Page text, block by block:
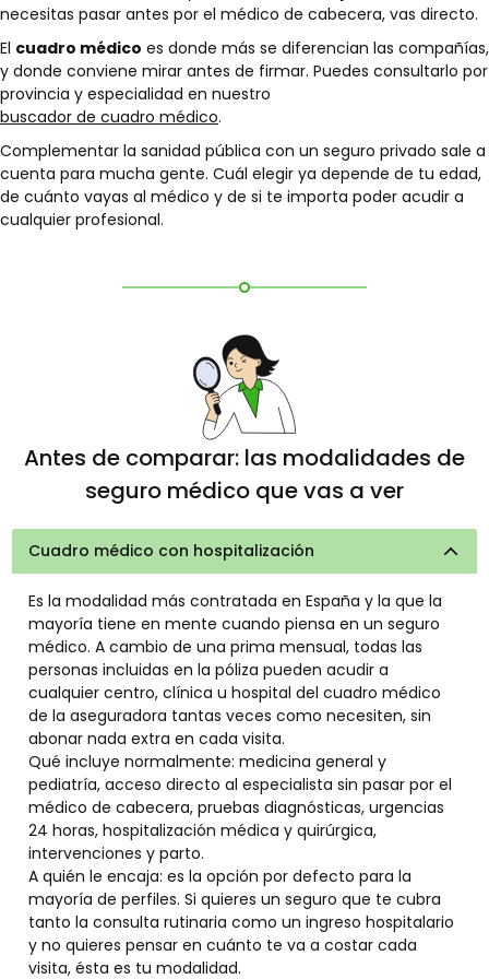
necesitas pasar antes por el médico de cabecera, vas directo.
El cuadro médico es donde más se diferencian las compañías,
y donde conviene mirar antes de firmar. Puedes consultarlo por
provincia y especialidad en nuestro
buscador de cuadro médico.
Complementar la sanidad pública con un seguro privado sale a
cuenta para mucha gente. Cuál elegir ya depende de tu edad,
de cuánto vayas al médico y de si te importa poder acudir a
cualquier profesional.
Antes de comparar: las modalidades de
seguro médico que vas a ver
Cuadro médico con hospitalización
Es la modalidad más contratada en España y la que la
mayoría tiene en mente cuando piensa en un seguro
médico. A cambio de una prima mensual, todas las
personas incluidas en la póliza pueden acudir a
cualquier centro, clínica u hospital del cuadro médico
de la aseguradora tantas veces como necesiten, sin
abonar nada extra en cada visita.
Qué incluye normalmente: medicina general y
pediatría, acceso directo al especialista sin pasar por el
médico de cabecera, pruebas diagnósticas, urgencias
24 horas, hospitalización médica y quirúrgica,
intervenciones y parto.
A quién le encaja: es la opción por defecto para la
mayoría de perfiles. Si quieres un seguro que te cubra
tanto la consulta rutinaria como un ingreso hospitalario
y no quieres pensar en cuánto te va a costar cada
visita, ésta es tu modalidad.